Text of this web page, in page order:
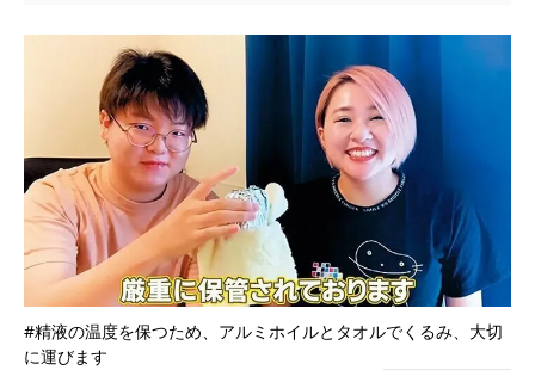
#精液の温度を保つため、アルミホイルとタオルでくるみ、大切
に運びます